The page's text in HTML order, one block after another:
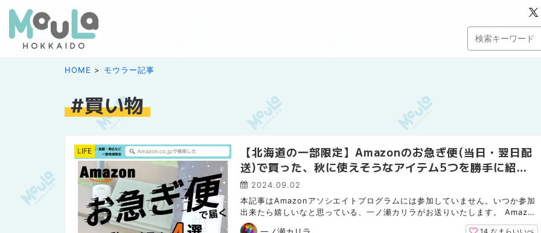
HOME モウラー記事
買い物
【北海道の一部限定】Amazonのお急ぎ便(当日・翌日配
送)で買った、秋に使えそうなアイテム5つを勝手に紹介
する2024.09.02
本記事はAmazonアソシエイトプログラムには参加していません。いつか参加
出来たら嬉しいなと思っている、一ノ瀬カリラがお送りいたします。 Amazo
nアソシエイトプログラム ブログやSNSなどを通じて、Amazonで販売...
14なまらいいべ
LIFE